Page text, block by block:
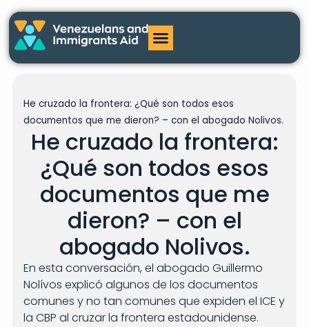
He cruzado la frontera: ¿Qué son todos esos
documentos que me dieron? – con el abogado Nolivos.
He cruzado la frontera:
¿Qué son todos esos
documentos que me
dieron? – con el
abogado Nolivos.
En esta conversación, el abogado Guillermo
Nolívos explicó algunos de los documentos
comunes y no tan comunes que expiden el ICE y
la CBP al cruzar la frontera estadounidense.